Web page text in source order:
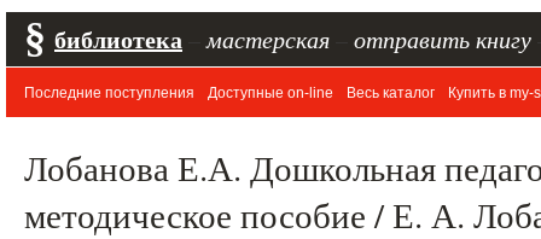
§ библиотека мастерская отправить книгу
Последние поступления Доступные on-line Весь каталог Купить в my-
Лобанова Е.А. Дошкольная
методическое пособие / Е. А.